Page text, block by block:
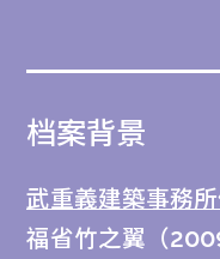
档案背景
武重義建築事務
福省竹之翼（